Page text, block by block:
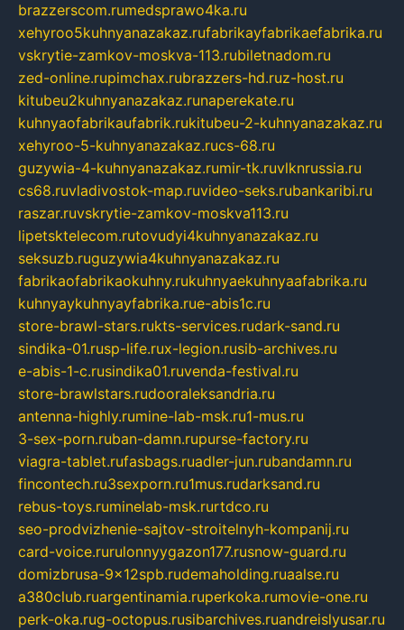
brazzerscom.rumedsprawo4ka.ru
xehyroo5kuhnyanazakaz.rufabrikayfabrikaefabrika.ru
vskrytie-zamkov-moskva-113.rubiletnadom.ru
zed-online.rupimchax.rubrazzers-hd.ruz-host.ru
kitubeu2kuhnyanazakaz.runaperekate.ru
kuhnyaofabrikaufabrik.rukitubeu-2-kuhnyanazakaz.ru
xehyroo-5-kuhnyanazakaz.rucs-68.ru
guzywia-4-kuhnyanazakaz.rumir-tk.ruvlknrussia.ru
cs68.ruvladivostok-map.ruvideo-seks.rubankaribi.ru
raszar.ruvskrytie-zamkov-moskva113.ru
lipetsktelecom.rutovudyi4kuhnyanazakaz.ru
seksuzb.ruguzywia4kuhnyanazakaz.ru
fabrikaofabrikaokuhny.rukuhnyaekuhnyaafabrika.ru
kuhnyaykuhnyayfabrika.rue-abis1c.ru
store-brawl-stars.rukts-services.rudark-sand.ru
sindika-01.rusp-life.rux-legion.rusib-archives.ru
e-abis-1-c.rusindika01.ruvenda-festival.ru
store-brawlstars.rudooraleksandria.ru
antenna-highly.rumine-lab-msk.ru1-mus.ru
3-sex-porn.ruban-damn.rupurse-factory.ru
viagra-tablet.rufasbags.ruadler-jun.rubandamn.ru
fincontech.ru3sexporn.ru1mus.rudarksand.ru
rebus-toys.ruminelab-msk.rurtdco.ru
seo-prodvizhenie-sajtov-stroitelnyh-kompanij.ru
card-voice.rurulonnyygazon177.rusnow-guard.ru
domizbrusa-9x12spb.rudemaholding.ruaalse.ru
a380club.ruargentinamia.ruperkoka.rumovie-one.ru
perk-oka.rug-octopus.rusibarchives.ruandreislyusar.ru